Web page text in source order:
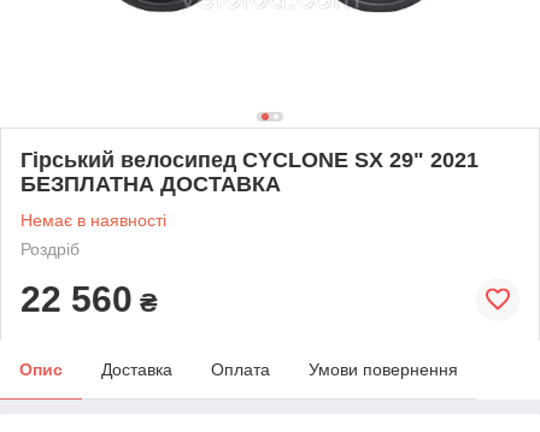
Гірський велосипед CYCLONE SX 29" 2021
БЕЗПЛАТНА ДОСТАВКА
Немає в наявності
Роздріб
22 560 ₴
Опис Доставка Оплата Умови повернення